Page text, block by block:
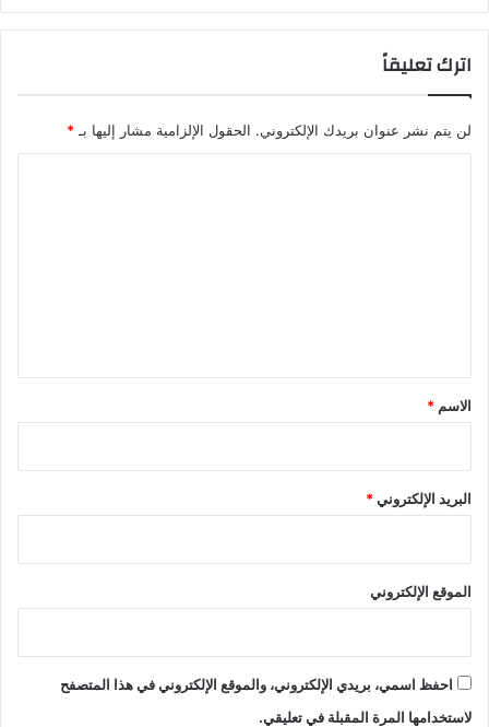
اترك تعليقاً
لن يتم نشر عنوان بريدك الإلكتروني. الحقول الإلزامية مشار إليها بـ *
*
الاسم *
البريد الإلكتروني*
الموقع الإلكتروني
احفظ اسمي، بريدي الإلكتروني، والموقع الإلكتروني في هذا المتصفح
لاستخدامها المرة المقبلة في تعليقي.